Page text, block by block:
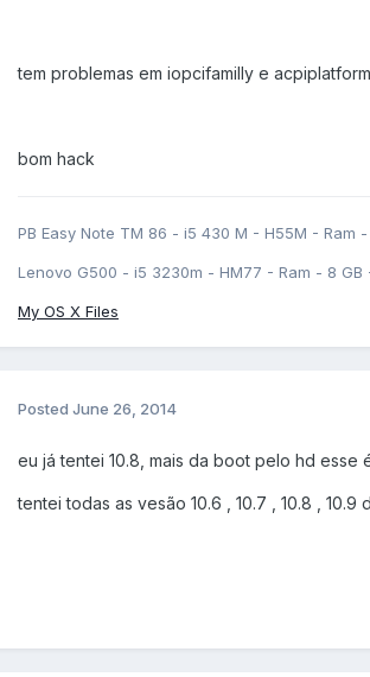
tem problemas em iopcifamilly e acpiplatform
bom hack
PB Easy Note TM 86 - i5 430 M - H55M - Ram
Lenovo G500 - i5 3230m - HM77 - Ram - 8
My OS X Files
Posted June 26, 2014
eu já tentei 10.8, mais da boot pelo hd esse
tentei todas as vesão 10.6 , 10.7 , 10.8 , 10.9